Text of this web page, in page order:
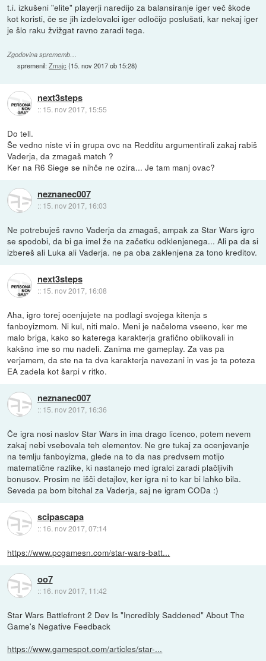
t.i. izkušeni "elite" playerji naredijo za balansiranje iger več škode
kot koristi, če se jih izdelovalci iger odločijo poslušati, kar nekaj iger
je šlo raku žvižgat ravno zaradi tega.
Zgodovina sprememb…
spremenil:Zmajc (15. nov 2017 ob 15:28)
next3steps
:: 15. nov 2017, 15:55
Do tell.
Še vedno niste vi in grupa ovc na Redditu argumentirali zakaj rabiš
Vaderja, da zmagaš match ?
Ker na R6 Siege se nihče ne ozira... Je tam manj ovac?
neznanec007
:: 15. nov 2017, 16:03
Ne potrebuješ ravno Vaderja da zmagaš, ampak za Star Wars igro
se spodobi, da bi ga imel že na začetku odklenjenega... Ali pa da si
izbereš ali Luka ali Vaderja. ne pa oba zaklenjena za tono kreditov.
next3steps
:: 15. nov 2017, 16:08
Aha, igro torej ocenjujete na podlagi svojega kitenja s
fanboyizmom. Ni kul, niti malo. Meni je načeloma vseeno, ker me
malo briga, kako so katerega karakterja grafično oblikovali in
kakšno ime so mu nadeli. Zanima me gameplay. Za vas pa
verjamem, da ste na ta dva karakterja navezani in vas je ta poteza
EA zadela kot šarpi v ritko.
neznanec007
:: 15. nov 2017, 16:36
Če igra nosi naslov Star Wars in ima drago licenco, potem nevem
zakaj nebi vsebovala teh elementov. Ne gre tukaj za ocenjevanje
na temlju fanboyizma, glede na to da nas predvsem motijo
matematične razlike, ki nastanejo med igralci zaradi plačljivih
bonusov. Prosim ne išči detajlov, ker igra ni to kar bi lahko bila.
Seveda pa bom bitchal za Vaderja, saj ne igram CODa :)
scipascapa
:: 16. nov 2017, 07:14
https://www.pcgamesn.com/star-wars-batt...
oo7
:: 16. nov 2017, 11:42
Star Wars Battlefront 2 Dev Is "Incredibly Saddened" About The
Game's Negative Feedback
https://www.gamespot.com/articles/star-...